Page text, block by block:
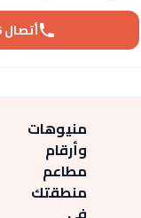
أتصال 01050054446
منيوهات
وأرقام
مطاعم
منطقتك